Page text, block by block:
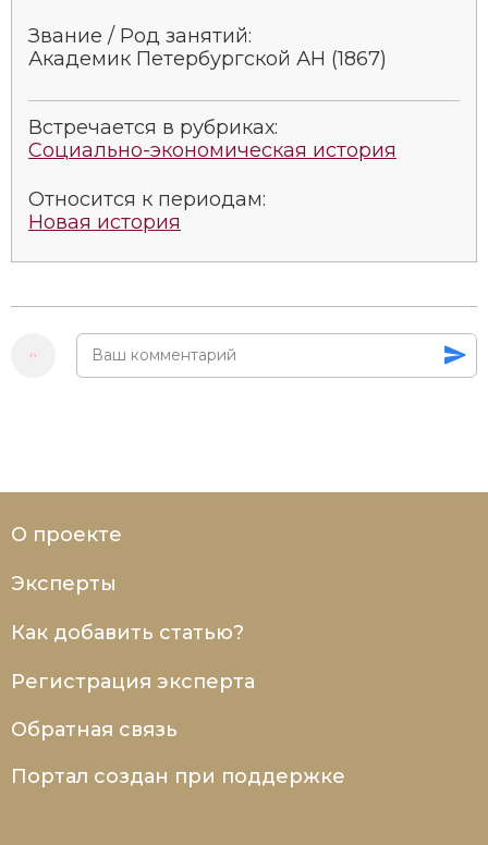
Звание / Род занятий:
Академик Петербургской АН (1867)
Встречается в рубриках:
Социально-экономическая история
Относится к периодам:
Новая история
О проекте
Эксперты
Как добавить статью?
Регистрация эксперта
Обратная связь
Портал создан при поддержке